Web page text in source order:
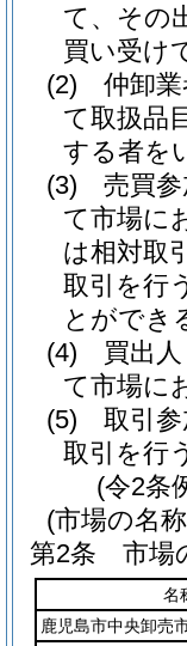
て、その
買い受け
(2)
仲卸
て取扱品
する者を
(3)
売買
て市場に
は相対取
取引を行
とができ
(4)
買出
て市場に
(5)
取引
取引を行
(令2条
(市場の名
第2条
市場
名
鹿児島市中央卸売